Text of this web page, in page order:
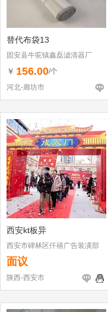
替代布袋13
固安县牛驼镇鑫磊滤清器厂
￥ 156.00/个
河北-廊坊市
西安kt板异
西安市碑林区仟禧广告装潢部
面议
陕西-西安市